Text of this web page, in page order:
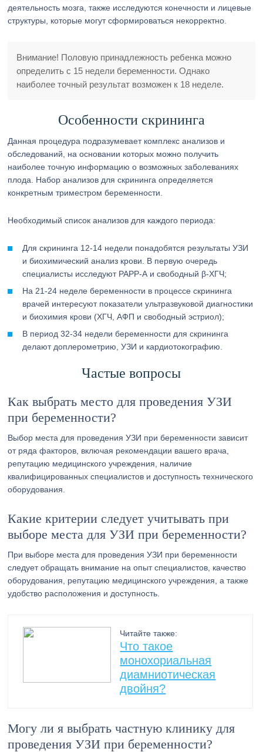
деятельность мозга, также исследуются конечности и лицевые
структуры, которые могут сформироваться некорректно.
Внимание! Половую принадлежность ребенка можно
определить с 15 недели беременности. Однако
наиболее точный результат возможен к 18 неделе.
Особенности скрининга
Данная процедура подразумевает комплекс анализов и
обследований, на основании которых можно получить
наиболее точную информацию о возможных заболеваниях
плода. Набор анализов для скрининга определяется
конкретным триместром беременности.
Необходимый список анализов для каждого периода:
Для скрининга 12-14 недели понадобятся результаты УЗИ
и биохимический анализ крови. В первую очередь
специалисты исследуют РАРР-А и свободный β-ХГЧ;
На 21-24 неделе беременности в процессе скрининга
врачей интересуют показатели ультразвуковой диагностики
и биохимия крови (ХГЧ, АФП и свободный эстриол);
В период 32-34 недели беременности для скрининга
делают доплерометрию, УЗИ и кардиотокографию.
Частые вопросы
Как выбрать место для проведения УЗИ
при беременности?
Выбор места для проведения УЗИ при беременности зависит
от ряда факторов, включая рекомендации вашего врача,
репутацию медицинского учреждения, наличие
квалифицированных специалистов и доступность технического
оборудования.
Какие критерии следует учитывать при
выборе места для УЗИ при беременности?
При выборе места для проведения УЗИ при беременности
следует обращать внимание на опыт специалистов, качество
оборудования, репутацию медицинского учреждения, а также
удобство расположения и доступность.
Читайте также:
Что такое
монохориальная
диамниотическая
двойня?
Могу ли я выбрать частную клинику для
проведения УЗИ при беременности?